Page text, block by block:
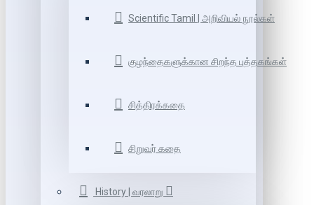
Scientific Tamil | அறிவியல் நூல்கள்
குழந்தைகளுக்கான சிறந்த புத்தகங்கள்
சித்திரக்கதை
சிறுவர் கதை
History | வரலாறு